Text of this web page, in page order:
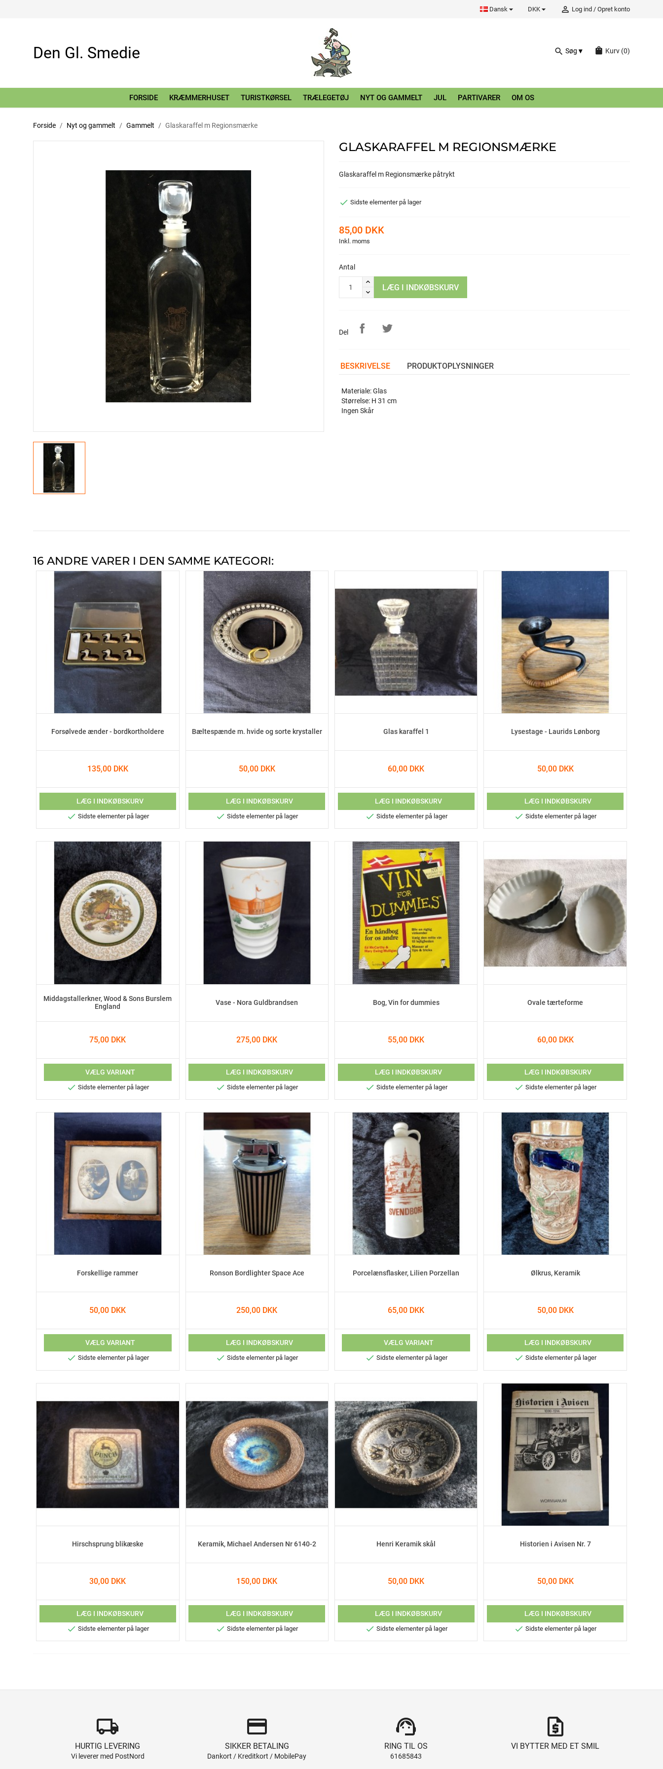
Dansk DKK person_outline Log ind / Opret konto
Den Gl. Smedie search Søg shopping_bag Kurv (0)
FORSIDE KRÆMMERHUSET TURISTKØRSEL TRÆLEGETØJ NYT OG GAMMELT JUL PARTIVARER OM OS
Forside Nyt og gammelt Gammelt Glaskaraffel m Regionsmærke
GLASKARAFFEL M REGIONSMÆRKE
Glaskaraffel m Regionsmærke påtrykt
 Sidste elementer på lager
85,00 DKK
Inkl. moms
Antal
LÆG I INDKØBSKURV
Del
BESKRIVELSE PRODUKTOPLYSNINGER
Materiale: Glas
Størrelse: H 31 cm
Ingen Skår
16 ANDRE VARER I DEN SAMME KATEGORI:
Forsølvede ænder - bordkortholdere
135,00 DKK
LÆG I INDKØBSKURV
 Sidste elementer på lager
Bæltespænde m. hvide og sorte krystaller
50,00 DKK
LÆG I INDKØBSKURV
 Sidste elementer på lager
Glas karaffel 1
60,00 DKK
LÆG I INDKØBSKURV
 Sidste elementer på lager
Lysestage - Laurids Lønborg
50,00 DKK
LÆG I INDKØBSKURV
 Sidste elementer på lager
Middagstallerkner, Wood & Sons Burslem
England
75,00 DKK
VÆLG VARIANT
 Sidste elementer på lager
Vase - Nora Guldbrandsen
275,00 DKK
LÆG I INDKØBSKURV
 Sidste elementer på lager
Bog, Vin for dummies
55,00 DKK
LÆG I INDKØBSKURV
 Sidste elementer på lager
Ovale tærteforme
60,00 DKK
LÆG I INDKØBSKURV
 Sidste elementer på lager
Forskellige rammer
50,00 DKK
VÆLG VARIANT
 Sidste elementer på lager
Ronson Bordlighter Space Ace
250,00 DKK
LÆG I INDKØBSKURV
 Sidste elementer på lager
Porcelænsflasker, Lilien Porzellan
65,00 DKK
VÆLG VARIANT
 Sidste elementer på lager
Ølkrus, Keramik
50,00 DKK
LÆG I INDKØBSKURV
 Sidste elementer på lager
Hirschsprung blikæske
30,00 DKK
LÆG I INDKØBSKURV
 Sidste elementer på lager
Keramik, Michael Andersen Nr 6140-2
150,00 DKK
LÆG I INDKØBSKURV
 Sidste elementer på lager
Henri Keramik skål
50,00 DKK
LÆG I INDKØBSKURV
 Sidste elementer på lager
Historien i Avisen Nr. 7
50,00 DKK
LÆG I INDKØBSKURV
 Sidste elementer på lager
local_shipping
HURTIG LEVERING
Vi leverer med PostNord
credit_card
SIKKER BETALING
Dankort / Kreditkort / MobilePay
support_agent
RING TIL OS
61685843
request_quote
VI BYTTER MED ET SMIL